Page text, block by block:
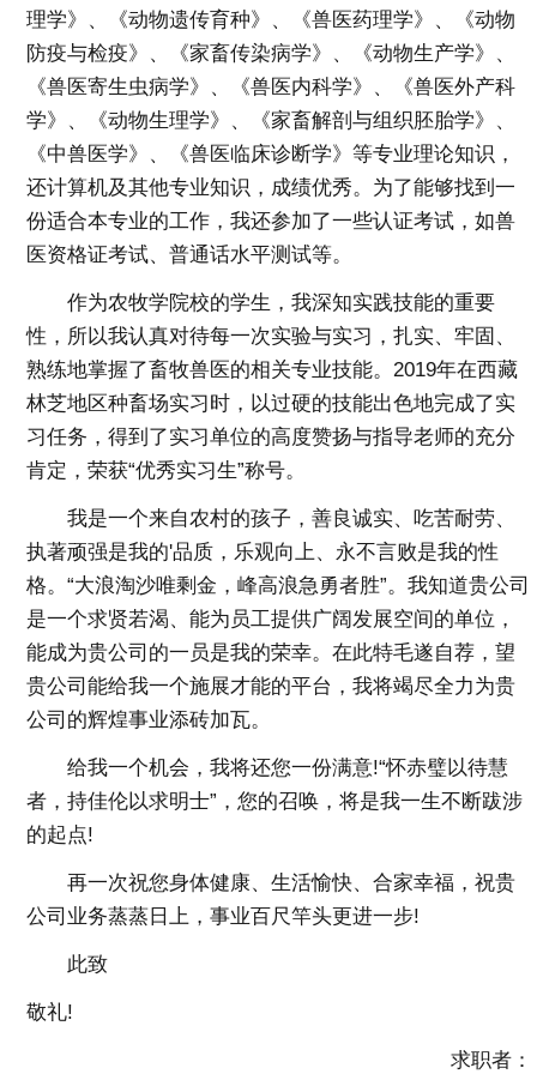
理学》、《动物遗传育种》、《兽医药理学》、《动物
防疫与检疫》、《家畜传染病学》、《动物生产学》、
《兽医寄生虫病学》、《兽医内科学》、《兽医外产科
学》、《动物生理学》、《家畜解剖与组织胚胎学》、
《中兽医学》、《兽医临床诊断学》等专业理论知识，
还计算机及其他专业知识，成绩优秀。为了能够找到一
份适合本专业的工作，我还参加了一些认证考试，如兽
医资格证考试、普通话水平测试等。
作为农牧学院校的学生，我深知实践技能的重要
性，所以我认真对待每一次实验与实习，扎实、牢固、
熟练地掌握了畜牧兽医的相关专业技能。2019年在西藏
林芝地区种畜场实习时，以过硬的技能出色地完成了实
习任务，得到了实习单位的高度赞扬与指导老师的充分
肯定，荣获“优秀实习生”称号。
我是一个来自农村的孩子，善良诚实、吃苦耐劳、
执著顽强是我的'品质，乐观向上、永不言败是我的性
格。“大浪淘沙唯剩金，峰高浪急勇者胜”。我知道贵公司
是一个求贤若渴、能为员工提供广阔发展空间的单位，
能成为贵公司的一员是我的荣幸。在此特毛遂自荐，望
贵公司能给我一个施展才能的平台，我将竭尽全力为贵
公司的辉煌事业添砖加瓦。
给我一个机会，我将还您一份满意!“怀赤璧以待慧
者，持佳伦以求明士”，您的召唤，将是我一生不断跋涉
的起点!
再一次祝您身体健康、生活愉快、合家幸福，祝贵
公司业务蒸蒸日上，事业百尺竿头更进一步!
此致
敬礼!
求职者：